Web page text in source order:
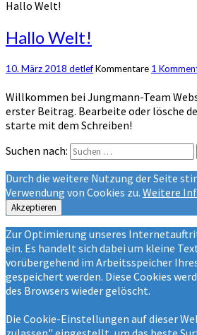
Hallo Welt!
Hallo Welt!
10. März 2018 detlefKommentare 1
Willkommen bei Jungmann-Team
erster Beitrag. Bearbeite oder lösche
starte mit dem Schreiben!
Suchen nach:
Durch die weitere Nutzung der Seite
Verwendung von Cookies zu. Weitere
Akzeptieren
Zur Optimierung unseres
ein. Es handelt sich dabei um kleine
vorübergehend im Arbeitsspeicher
gespeichert werden. Diese Cookies
des Browsers wieder gelöscht.
Die Cookie-Einstellungen auf dieser